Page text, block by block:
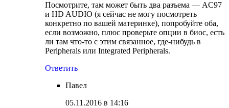
Посмотрите, там может быть два разъема — AC97
и HD AUDIO (я сейчас не могу посмотреть
конкретно по вашей материнке), попробуйте оба,
если возможно, плюс проверьте опции в биос, есть
ли там что-то с этим связанное, где-нибудь в
Peripherals или Integrated Peripherals.
Ответить
Павел
05.11.2016 в 14:16